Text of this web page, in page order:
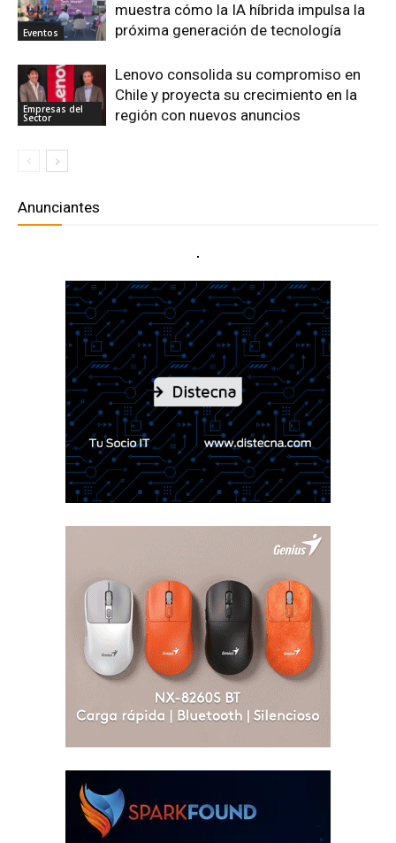
Eventos
muestra cómo la IA híbrida impulsa la
próxima generación de tecnología
Empresas del
Sector
Lenovo consolida su compromiso en
Chile y proyecta su crecimiento en la
región con nuevos anuncios
Anunciantes